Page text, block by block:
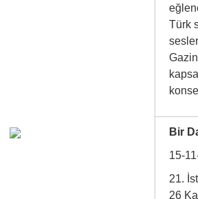
Türk
Bir
15-
21.
26